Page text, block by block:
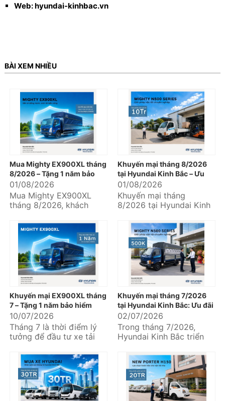
Web: hyundai-kinhbac.vn
BÀI XEM NHIỀU
Mua Mighty EX900XL tháng
8/2026 – Tặng 1 năm bảo
hiểm thân vỏ
01/08/2026
Mua Mighty EX900XL
tháng 8/2026, khách
tặng 01 năm bảo hiểm
thân vỏ tại Hyundai
Kinh...
Khuyến mại tháng 8/2026
tại Hyundai Kinh Bắc – Ưu
đãi hấp dẫn khi mua xe
Hyundai
01/08/2026
Khuyến mại tháng
8/2026 tại Hyundai Kinh
đãi thiết thực dành cho
khách hàng đang...
Khuyến mại EX900XL tháng
7 – Tặng 1 năm bảo hiểm
thân vỏ, an tâm khai thác
ngay từ chuyến hàng đầu
tiên
10/07/2026
Tháng 7 là thời điểm lý
tưởng để đầu tư xe tải
chuyển hàng hóa, mở
rộng...
Khuyến mại tháng 7/2026
tại Hyundai Kinh Bắc: Ưu đãi
hấp dẫn khi mua xe tải
Hyundai và Hyundai Solati
02/07/2026
Trong tháng 7/2026,
Hyundai Kinh Bắc triển
mại dành cho nhiều dòng
xe thương mại...